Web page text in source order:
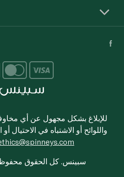
للإبلاغ بشكل مجهول عن أي مخاوف
واللوائح أو الاشتباه في الاحتيال
© 2020-2026 سبينس. كل الحقوق